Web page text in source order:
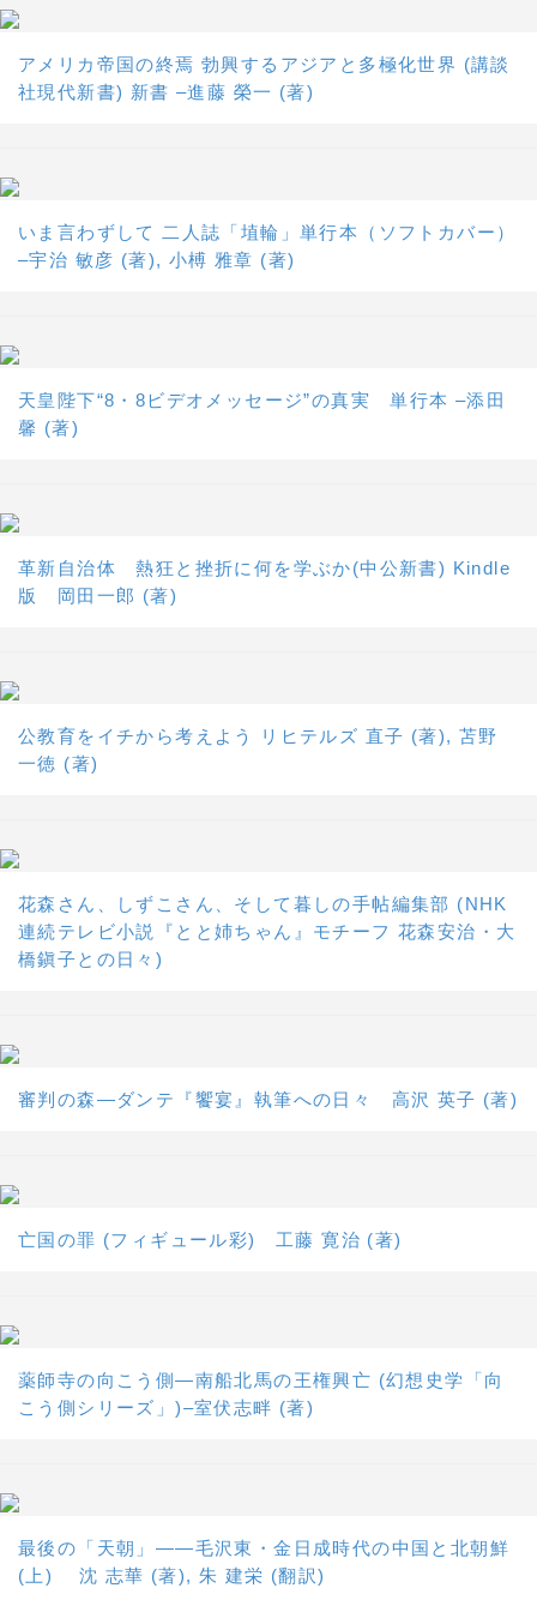
アメリカ帝国の終焉 勃興するアジアと多極化世界 (講談
社現代新書) 新書 –進藤 榮一 (著)
いま言わずして 二人誌「埴輪」単行本（ソフトカバー）
–宇治 敏彦 (著), 小榑 雅章 (著)
天皇陛下“8・8ビデオメッセージ”の真実 単行本 –添田
馨 (著)
革新自治体 熱狂と挫折に何を学ぶか(中公新書) Kindle
版 岡田一郎 (著)
公教育をイチから考えよう リヒテルズ 直子 (著), 苫野
一徳 (著)
花森さん、しずこさん、そして暮しの手帖編集部 (NHK
連続テレビ小説『とと姉ちゃん』モチーフ 花森安治・大
橋鎭子との日々)
審判の森―ダンテ『饗宴』執筆への日々 高沢 英子 (著)
亡国の罪 (フィギュール彩) 工藤 寛治 (著)
薬師寺の向こう側―南船北馬の王権興亡 (幻想史学「向
こう側シリーズ」)–室伏志畔 (著)
最後の「天朝」――毛沢東・金日成時代の中国と北朝鮮
(上) 沈 志華 (著), 朱 建栄 (翻訳)